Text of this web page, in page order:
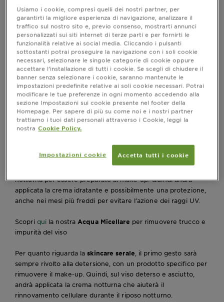
I passaggi fondamentali della
skincare routine
Ogni tipo di pelle ha bisogno dei suoi prodotti specifici, da
utilizzare rispettando alcuni passaggi fondamentali. Dodici
mesi l’anno, sette giorni su sette infatti, i principali step
della skincare routine sono tre:
• Detersione;
• Idratazione;
• protezione.
routine della mattina o della sera
notturna per essere preparato al make-up. Quindi andrà
applicata la crema idratante e possibilmente una protezione,
anche nei mesi più freddi per evitare l’azione dei raggi UV.
Scopri qui la nostra Acqua Micellare per rimuovere trucco e
impurità del viso
Per quanto riguarda laskincare serale , il primo gesto sarà
sempre rivolto alla detersione, con un prodotto specifico per
rimuovere il make-up. Quindi, sul viso deterso e asciutto,
andrà applicata la crema notturna che aiuterà il
rinnovamento cellulare durante il riposo notturno.
Usiamo i cookie, compresi quelli dei nostri partner, per
garantirti la migliore esperienza di navigazione, analizzare il
traffico sul nostro sito e, previo consenso, mostrarti annunci
personalizzati sui siti internet di terze parti e per fornirti le
funzionalità relative ai social media. Cliccando i pulsanti
sottostanti potrai proseguire la navigazione con i soli cookie
necessari, selezionare le singole categorie di cookie oppure
accettare l’installazione di tutti i cookie. Se scegli di chiudere il
banner senza selezionare i cookie, saranno mantenute le
impostazioni predefinite relative ai soli cookie necessari. Potrai
modificare le tue preferenze in ogni momento accedendo alla
sezione Impostazioni sui cookie presente nel footer della
Homepage. Per sapere di più su come noi e i nostri partner
trattiamo i tuoi dati personali attraverso i Cookie, leggi la
nostra Cookie Policy.
Impostazioni cookie Accetta tutti i cookie